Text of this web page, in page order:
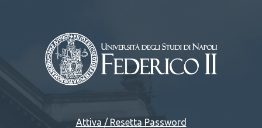
Attiva / Resetta Password